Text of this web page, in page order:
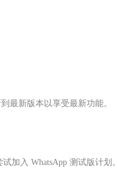
最新版本以享受最新功能。
加入 WhatsApp 测试版计划。